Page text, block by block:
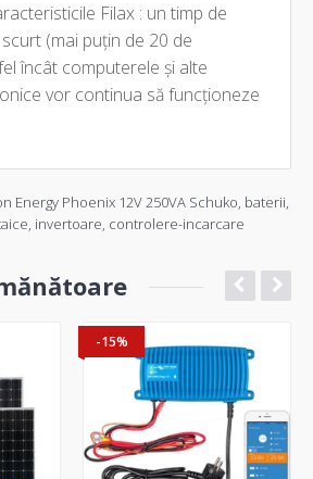
Filax : un timp de
(mai puțin de 20 de
încât computerele și alte
vor continua să funcționeze
Energy Phoenix 12V 250VA Schuko, baterii,
, invertoare, controlere-incarcare
-15%